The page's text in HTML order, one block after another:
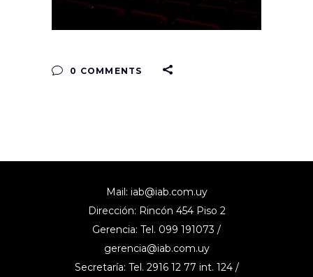
0 COMMENTS
Mail: iab@iab.com.uy
Dirección: Rincón 454 Piso 2
Gerencia: Tel. 099 191073 /
gerencia@iab.com.uy
Secretaría: Tel. 2916 12 77 int. 124 /